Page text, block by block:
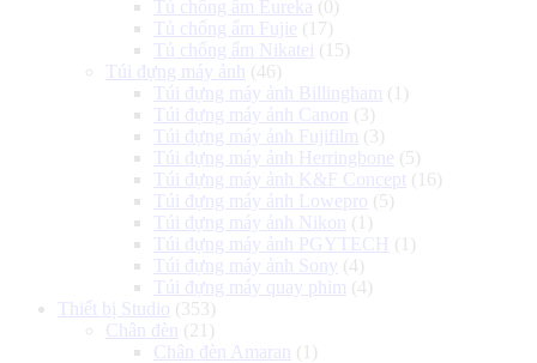
Tủ chống ẩm Eureka (0)
Tủ chống ẩm Fujie (17)
Tủ chống ẩm Nikatei (15)
Túi đựng máy ảnh
(46)
Túi đựng máy ảnh Billingham (1)
Túi đựng máy ảnh Canon
(3)
Túi đựng máy ảnh Fujifilm (3)
Túi đựng máy ảnh Herringbone (5)
Túi đựng máy ảnh K&F Concept (16)
Túi đựng máy ảnh Lowepro (5)
Túi đựng máy ảnh Nikon
(1)
Túi đựng máy ảnh PGYTECH
(1)
Túi đựng máy ảnh Sony (4)
Túi đựng máy quay phim (4)
Thiết bị Studio (353)
Chân đèn
(21)
Chân đèn Amaran
(1)